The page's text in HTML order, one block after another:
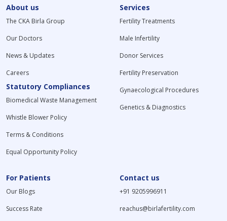
About us
The CKA Birla Group
Our Doctors
News & Updates
Careers
Statutory Compliances
Biomedical Waste Management
Whistle Blower Policy
Terms & Conditions
Equal Opportunity Policy
Services
Fertility Treatments
Male Infertility
Donor Services
Fertility Preservation
Gynaecological Procedures
Genetics & Diagnostics
For Patients
Our Blogs
Success Rate
Contact us
+91 9205996911
reachus@birlafertility.com